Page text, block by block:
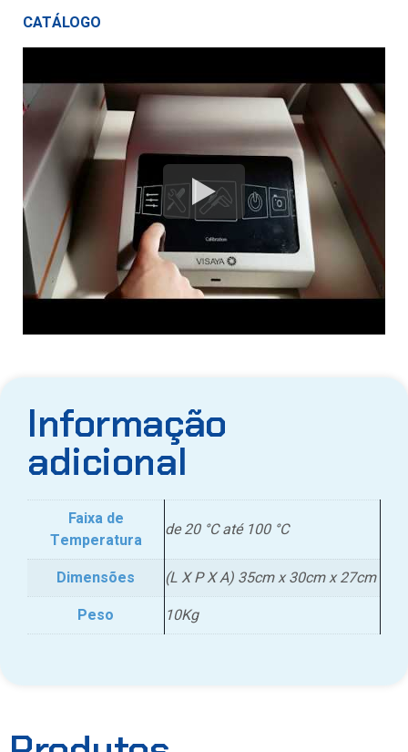
CATÁLOGO
Informação
adicional
Faixa de
Temperatura
de 20 °C até 100 °C
Dimensões
(L X P X A) 35cm x 30cm x 27cm
Peso
10Kg